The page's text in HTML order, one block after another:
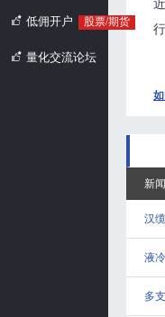
低佣开户 股票/期货
量化交流论坛
新
汉
液
多